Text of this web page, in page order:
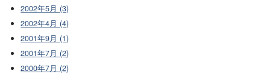
2002年5月 (3)
2002年4月 (4)
2001年9月 (1)
2001年7月 (2)
2000年7月 (2)